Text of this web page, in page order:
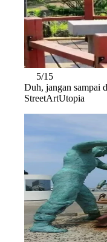
5/15
Duh, jangan sampai
StreetArtUtopia